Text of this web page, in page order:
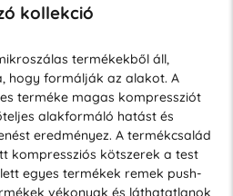
kollekció
termékekből áll,
hogy formálják az alakot. A
terméke magas kompressziót
alakformáló hatást és
eredményez. A termékcsalád
kompressziós kötszerek a test
egyes termékek remek push-
vékonyak és láthatatlanok